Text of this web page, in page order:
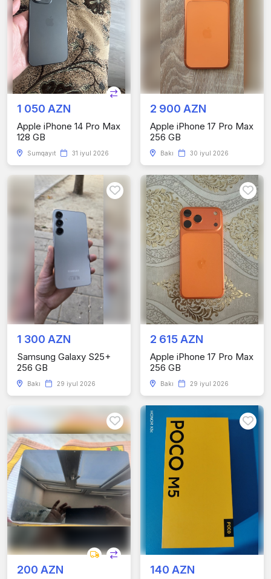
1 050 AZN
Apple iPhone 14 Pro Max
128 GB
Sumqayıt 31 iyul 2026
2 900 AZN
Apple iPhone 17 Pro Max
256 GB
Bakı 30 iyul 2026
1 300 AZN
Samsung Galaxy S25+
256 GB
Bakı 29 iyul 2026
2 615 AZN
Apple iPhone 17 Pro Max
256 GB
Bakı 29 iyul 2026
200 AZN 140 AZN